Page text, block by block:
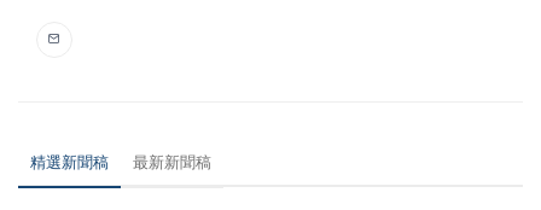
精選新聞稿 最新新聞稿